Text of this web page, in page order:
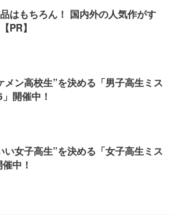
はもちろん！ 国内外の人気作がす
PR】
メン高校生”を決める「男子高生ミス
開催中！
い女子高生”を決める「女子高生ミス
中！